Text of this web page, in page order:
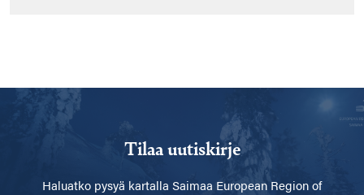
Tilaa uutiskirje
Haluatko pysyä kartalla Saimaa European Region of